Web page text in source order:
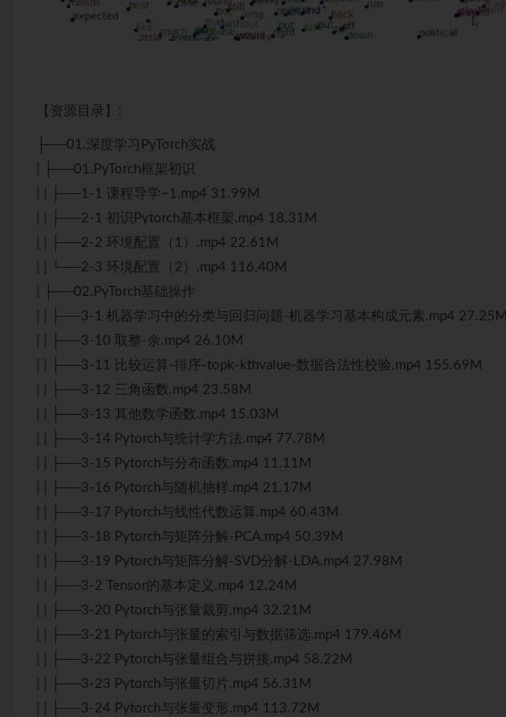
【资源目录】:
├──01.深度学习 PyTorch实战
| ├──01. PyTorch框架初识
| | ├──1-1 课程导学~1.mp4 31.99M
| | ├──2-1 初识Pytorch基本框架.mp4 18.31M
| | ├──2-2 环境配置（1）.mp4 22.61M
| | └──2-3 环境配置（2）.mp4 116.40M
| ├──02.PyTorch基础操作
| | ├──3-1 机器学习中的分类与回归问题-机器学习基本构成元素.mp4 27.25M
| | ├──3-10 取整-余.mp4 26.10M
| | ├──3-11 比较运算-排序-topk-kthvalue-数据合法性校验.mp4 155.69M
| | ├──3-12 三角函数.mp4 23.58M
| | ├──3-13 其他数学函数.mp4 15.03M
| | ├──3-14 Pytorch与统计学方法.mp4 77.78M
| | ├──3-15 Pytorch与分布函数.mp4 11.11M
| | ├──3-16 Pytorch与随机抽样.mp4 21.17M
| | ├──3-17 Pytorch与线性代数运算.mp4 60.43M
| | ├──3-18 Pytorch与矩阵分解-PCA.mp4 50.39M
| | ├──3-19 Pytorch与矩阵分解-SVD分解-LDA.mp4 27.98M
| | ├──3-2 Tensor的基本定义.mp4 12.24M
| | ├──3-20 Pytorch与张量裁剪.mp4 32.21M
| | ├──3-21 Pytorch与张量的索引与数据筛选.mp4 179.46M
| | ├──3-22 Pytorch与张量组合与拼接.mp4 58.22M
| | ├──3-23 Pytorch与张量切片.mp4 56.31M
| | ├──3-24 Pytorch与张量变形.mp4 113.72M